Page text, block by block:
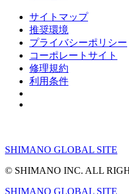
サイトマップ
推奨環境
プライバシーポリシー
コーポレートサイト
修理規約
利用条件
SHIMANO GLOBAL SITE
© SHIMANO INC. ALL
SHIMANO GLOBAL SITE